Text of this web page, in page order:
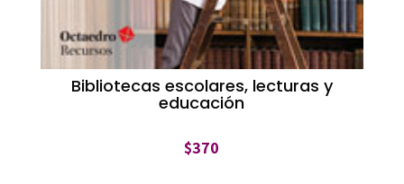
Bibliotecas escolares, lecturas y
educación
$370